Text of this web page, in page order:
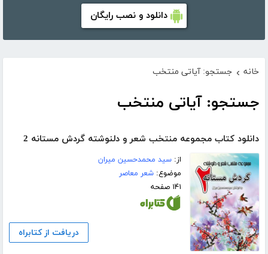
دانلود و نصب رایگان
خانه › جستجو: آیاتی منتخب
جستجو: آیاتی منتخب
دانلود کتاب مجموعه منتخب شعر و دلنوشته گردش مستانه 2
از:سید محمدحسین میران
موضوع:شعر معاصر
۱۴۱ صفحه
دریافت از کتابراه